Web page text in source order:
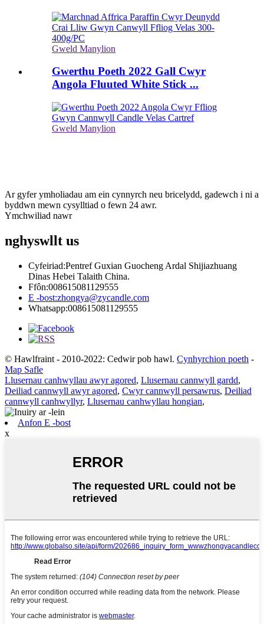
Gweld Manylion
Gwerthu Poeth 2022 Gall Cwyr
Angola Fluuted White Stick ...
Gweld Manylion
Ar gyfer ymholiadau am ein cynnyrch neu bricelydd, gadewch i ni a
byddwn mewn cysylltiad o fewn 24 awr.
Ymchwiliad nawr
nghyswllt us
Cyfeiriad:Pentref Guxian Guocheng Ardal Shijiazhuang
Dinas Hebei Talaith China.
Ffôn:008615081129555
E -bost:zhongya@zycandle.com
Whatsapp:008615081129555
© Hawlfraint - 2010-2022: Cedwir pob hawl. Cynhyrchion poeth -
Map Safle
Llusernau canhwyllau awyr agored, Llusernau cannwyll gardd,
Deiliad cannwyll awyr agored, Cwyr cannwyll persawrus, Deiliad
cannwyll canhwyllyr, Llusernau canhwyllau hongian,
Anfon E -bost
x